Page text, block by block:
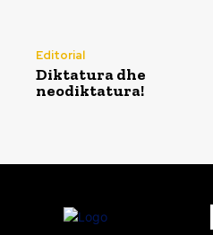
Editorial
Diktatura dhe
neodiktatura!